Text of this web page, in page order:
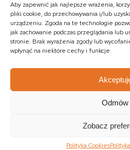
Aby zapewnić jak najlepsze wrażenia,
pliki cookie, do przechowywania i/lub
urządzeniu. Zgoda na te technologie
jak zachowanie podczas przeglądania lub
stronie. Brak wyrażenia zgody lub
wpłynąć na niektóre cechy i funkcje.
Odmów
Zobacz
Polityka Cookies
Kufry indyjskie Ławki kolonialne
Parawany kolonialne Półki kolonialne
Stojaki na CD Stoliki kawowe
MEBLE
KULIKOWSKI-IT.pl